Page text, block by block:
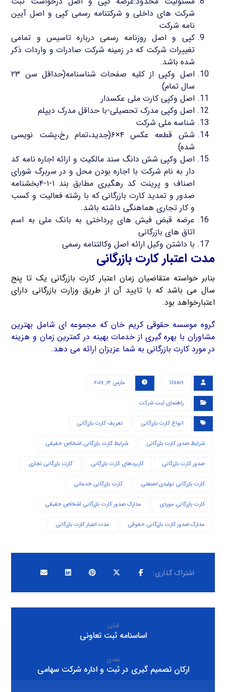
شرکت های داخلی و شرکتنامه رسمی کپی و اصل آیین
نامه شرکت
کپی و اصل روزنامه رسمی درباره تاسیس و تمامی
تغییرات شرکت که در زمینه شرکت صادرات و واردات ذکر
شده باشد.
اصل وکپی از کلیه صفحات شناسنامه(حداقل سن ۲۳
سال تمام)
اصل وکپی کارت ملی عکسدار
اصل وکپی مدرک تحصیلی-با حداقل مدرک دیپلم
شناسه ملی شرکت
شش قطعه عکس ۴×۶(جدید،تمام رخ،پشت نویسی
شده)
اصل وکپی شش دانگ سند مالکیت و ارائه اجاره نامه کد
دار به نام شرکت با اجاره بودن محل و در سربرگ شورای
اصناف و پرینت کد رهگیری مطابق بند ۱-۱-۴بخشنامه
صدور و تمدید کارت بازرگانی که با رشته فعالیت و کسب
و کار تجاری هماهنگی داشته باشد.
عرضه قبض فیش های پرداختی به بانک ملی به اسم
اتاق های بازرگانی
با داشتن وکیل ارائه اصل وکالتنامه رسمی
مدت اعتبار کارت بازرگانی
بنابر خواسته متقاضیان زمان اعتبار کارت بازرگانی یک تا پنج
سال می باشد که با تایید آن از طریق وزارت بازرگانی دارای
اعتبارخواهد بود.
گروه موسسه حقوقی کریم خان که مجموعه ای شامل بهترین
مشاوران با بهره گیری از خدمات بهینه در کمترین زمان و هزینه
در مورد کارت بازرگانی به شما عزیزان ارائه می دهد.
User۱ مارس ۱۴, ۲۰۱۹
راهنمای ثبت شرکت
انواع کارت بازرگانی تعریف کارت بازرگانی
شرایط صدور کارت بازرگانی شرایط کارت بازرگانی اشخاص حقیقی
صدور کارت بازرگانی کاربردهای کارت بازرگانی کارت بازرگانی تجاری
کارت بازرگانی تولیدی/صنعتی کارت بازرگانی خدماتی
کارت بازرگانی موردی مدارک صدور کارت بازرگانی اشخاص حقیقی
مدارک صدور کارت بازرگانی حقوقی مدت اعتبار کارت بازرگانی
قبلی
اساسنامه ثبت تعاونی
بعدی
ارکان تصمیم گیری در ثبت و اداره شرکت سهامی